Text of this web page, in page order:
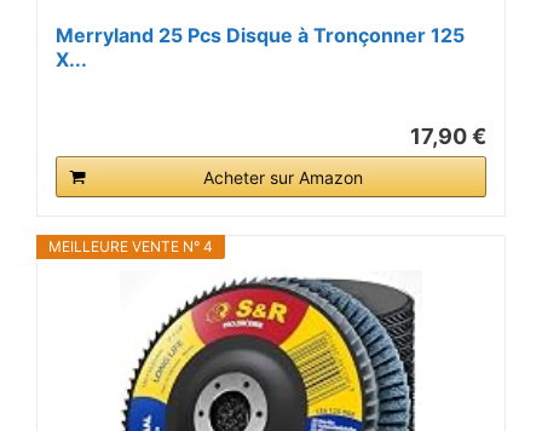
Merryland 25 Pcs Disque à Tronçonner 125
X...
17,90 €
Acheter sur Amazon
MEILLEURE VENTE N° 4